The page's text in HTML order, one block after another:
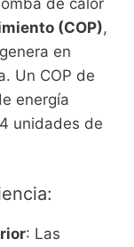
de calor
(COP),
en
Un COP de
energía
unidades de
: Las